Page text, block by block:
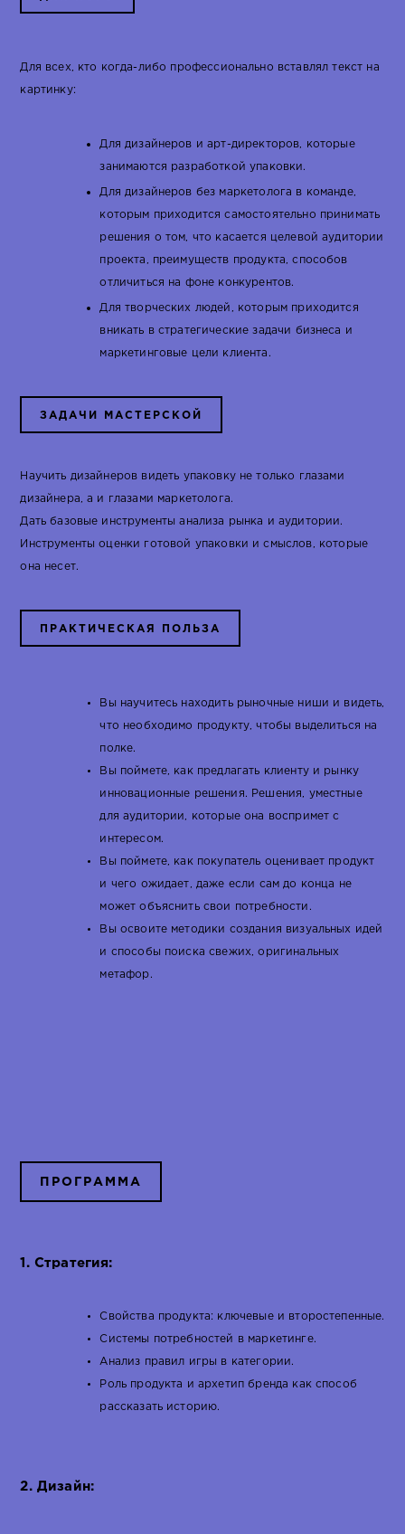
Для всех, кто когда-либо профессионально вставлял текст на
картинку:
Для дизайнеров и арт-директоров, которые
занимаются разработкой упаковки.
Для дизайнеров без маркетолога в команде,
которым приходится самостоятельно принимать
решения о том, что касается целевой аудитории
проекта, преимуществ продукта, способов
отличиться на фоне конкурентов.
Для творческих людей, которым приходится
вникать в стратегические задачи бизнеса и
маркетинговые цели клиента.
ЗАДАЧИ МАСТЕРСКОЙ
Научить дизайнеров видеть упаковку не только глазами
дизайнера, а и глазами маркетолога.
Дать базовые инструменты анализа рынка и аудитории.
Инструменты оценки готовой упаковки и смыслов, которые
она несет.
ПРАКТИЧЕСКАЯ ПОЛЬЗА
Вы научитесь находить рыночные ниши и видеть,
что необходимо продукту, чтобы выделиться на
полке.
Вы поймете, как предлагать клиенту и рынку
инновационные решения. Решения, уместные
для аудитории, которые она воспримет с
интересом.
Вы поймете, как покупатель оценивает продукт
и чего ожидает, даже если сам до конца не
может объяснить свои потребности.
Вы освоите методики создания визуальных идей
и способы поиска свежих, оригинальных
метафор.
ПРОГРАММА
1. Стратегия:
Свойства продукта: ключевые и второстепенные.
Системы потребностей в маркетинге.
Анализ правил игры в категории.
Роль продукта и архетип бренда как способ
рассказать историю.
2. Дизайн: